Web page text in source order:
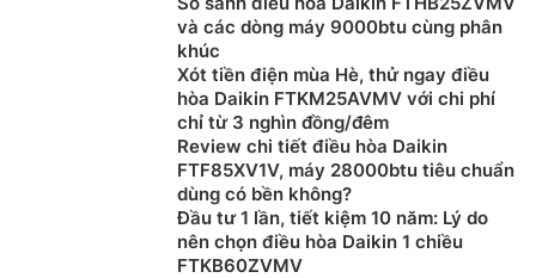
và các dòng máy 9000btu cùng phân
khúc
Xót tiền điện mùa Hè, thử ngay điều
hòa Daikin FTKM25AVMV với chi phí
chỉ từ 3 nghìn đồng/đêm
Review chi tiết điều hòa Daikin
FTF85XV1V, máy 28000btu tiêu chuẩn
dùng có bền không?
Đầu tư 1 lần, tiết kiệm 10 năm: Lý do
nên chọn điều hòa Daikin 1 chiều
FTKB60ZVMV